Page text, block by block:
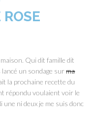
Qui dit famille dit
lancé un sondage surma
la prochaine recette du
répondu voulaient voir le
une ni deux je me suis donc